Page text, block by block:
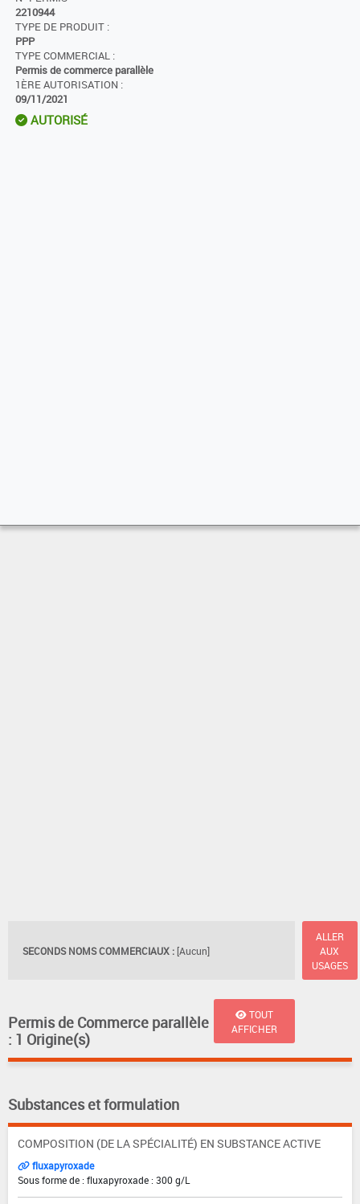
2210944
TYPE DE PRODUIT :
PPP
TYPE COMMERCIAL :
Permis de commerce parallèle
1ÈRE AUTORISATION :
09/11/2021
AUTORISÉ
SECONDS NOMS COMMERCIAUX : [Aucun]
ALLER
AUX
USAGES
Permis de Commerce parallèle
: 1 Origine(s)
TOUT
AFFICHER
Substances et formulation
COMPOSITION (DE LA SPÉCIALITÉ) EN SUBSTANCE ACTIVE
fluxapyroxade
Sous forme de : fluxapyroxade : 300 g/L